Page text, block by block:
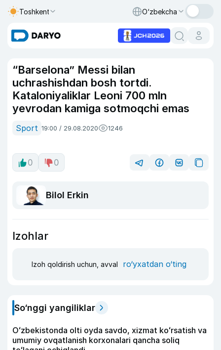
Toshkent O‘zbekcha
“Barselona” Messi bilan
uchrashishdan bosh tortdi.
Kataloniyaliklar Leoni 700 mln
yevrodan kamiga sotmoqchi emas
Sport 19:00 / 29.08.2020 1246
0 0
Bilol Erkin
Izohlar
Izoh qoldirish uchun, avval ro‘yxatdan o‘ting
So‘nggi yangiliklar
Oʻzbekistonda olti oyda savdo, xizmat koʻrsatish va
umumiy ovqatlanish korxonalari qancha soliq